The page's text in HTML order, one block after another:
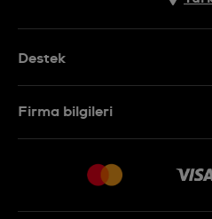
Destek
İade Politikası
Firma bilgileri